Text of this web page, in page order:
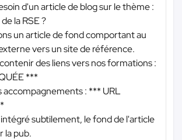
d'un article de blog sur le thème :
la RSE ?
un article de fond comportant au
vers un site de référence.
des liens vers nos formations :
***
accompagnements : *** URL
subtilement, le fond de l'article
la pub.